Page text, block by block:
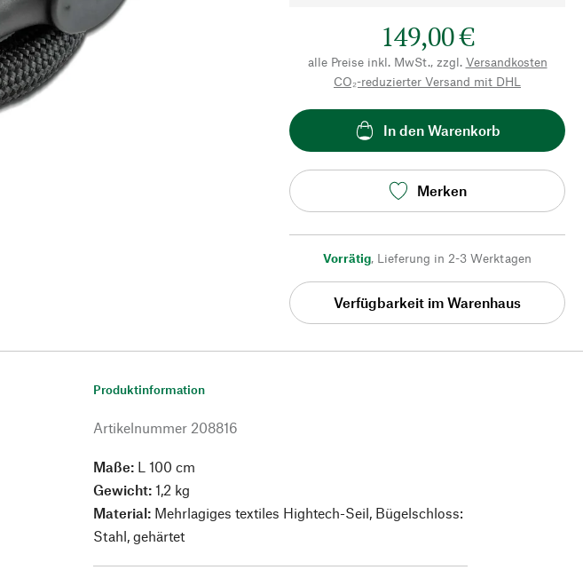
149,00 €
alle Preise inkl. MwSt., zzgl. Versandkosten
CO₂-reduzierter Versand mit DHL
In den Warenkorb
Merken
Vorrätig, Lieferung in 2-3 Werktagen
Verfügbarkeit im Warenhaus
Produktinformation
Artikelnummer 208816
Maße: L 100 cm
Gewicht:1,2 kg
Material: Mehrlagiges textiles Hightech-Seil, Bügelschloss:
Stahl, gehärtet